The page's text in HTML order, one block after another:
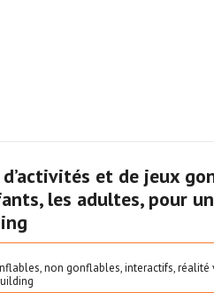
et de jeux
les adultes, pour
non gonflables, interactifs,